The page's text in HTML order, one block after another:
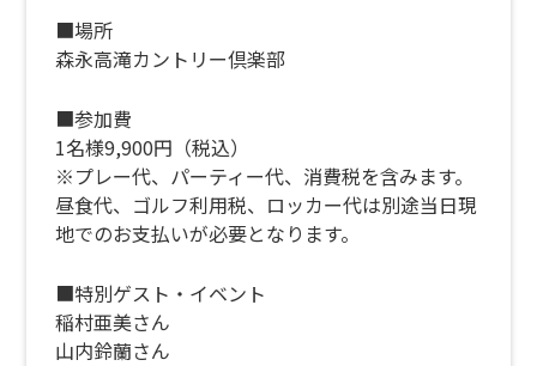
■場所
森永高滝カントリー倶楽部
■参加費
1名様9,900円（税込）
※プレー代、パーティー代、消費税を含みます。
昼食代、ゴルフ利用税、ロッカー代は別途当日現
地でのお支払いが必要となります。
■特別ゲスト・イベント
稲村亜美さん
山内鈴蘭さん